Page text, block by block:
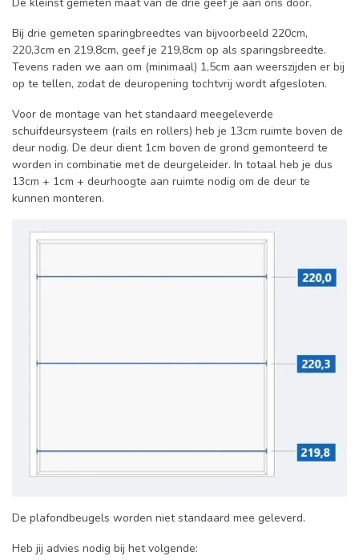
Bij drie gemeten sparingbreedtes van bijvoorbeeld 220cm,
220,3cm en 219,8cm, geef je 219,8cm op als sparingsbreedte.
Tevens raden we aan om (minimaal) 1,5cm aan weerszijden er bij
op te tellen, zodat de deuropening tochtvrij wordt afgesloten.
Voor de montage van het standaard meegeleverde
schuifdeursysteem (rails en rollers) heb je 13cm ruimte boven de
deur nodig. De deur dient 1cm boven de grond gemonteerd te
worden in combinatie met de deurgeleider. In totaal heb je dus
13cm + 1cm + deurhoogte aan ruimte nodig om de deur te
kunnen monteren.
De plafondbeugels worden niet standaard mee geleverd.
Heb jij advies nodig bij het volgende: